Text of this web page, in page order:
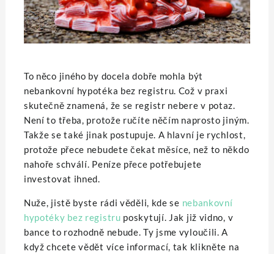
To něco jiného by docela dobře mohla být
nebankovní hypotéka bez registru. Což v praxi
skutečně znamená, že se registr nebere v potaz.
Není to třeba, protože ručíte něčím naprosto jiným.
Takže se také jinak postupuje. A hlavní je rychlost,
protože přece nebudete čekat měsíce, než to někdo
nahoře schválí. Peníze přece potřebujete
investovat ihned.
Nuže, jistě byste rádi věděli, kde se nebankovní
hypotéky bez registru poskytují. Jak již vidno, v
bance to rozhodně nebude. Ty jsme vyloučili. A
když chcete vědět více informací, tak klikněte na